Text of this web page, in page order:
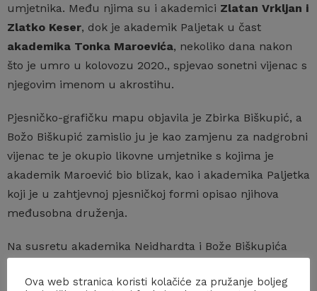
umjetnika. Među njima su i akademici Zlatan Vrkljan i
Zlatko Keser, dok je akademik Paljetak u čast
akademika Tonka Maroevića, nekoliko dana nakon
što je umro u kolovozu 2020., spjevao sonetni vijenac s
njegovim imenom u akrostihu.
Pjesničko-grafičku mapu objavila je Zbirka Biškupić, a
Božo Biškupić zamislio ju je kao zamjenu za nadgrobni
vijenac te je okupio likovne umjetnike s kojima je
akademik Maroević bio blizak, kao i akademika Paljetka
koji je u zahtjevnoj pjesničkoj formi opisao njihova
međusobna druženja.
Na susretu akademika Neidhardta i Bože Biškupića
Vrenetar, predsjednik Upravnog odbora Zaklade HAZU
Ova web stranica koristi kolačiće za pružanje boljeg